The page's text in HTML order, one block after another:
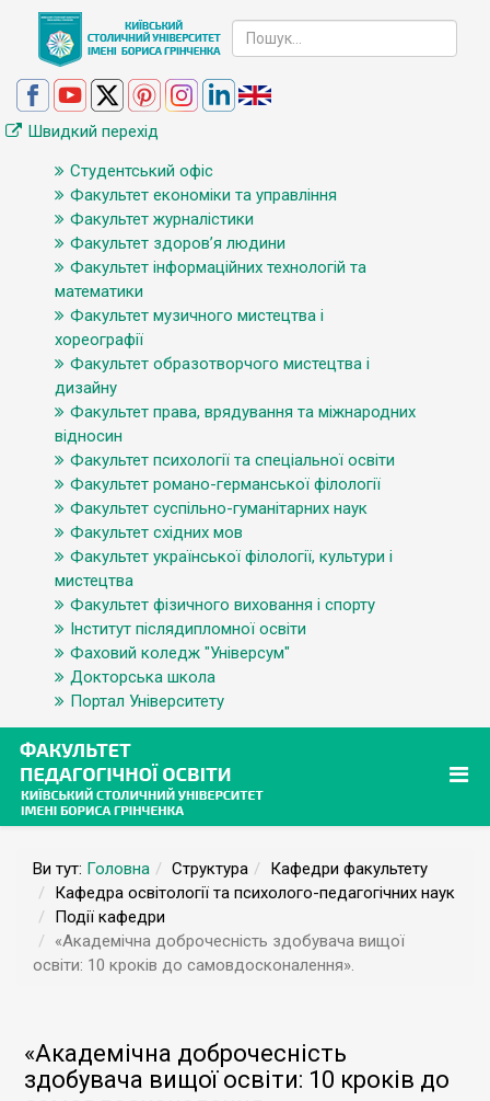
Швидкий перехід
Студентський офіс
Факультет економіки та управління
Факультет журналістики
Факультет здоров’я людини
Факультет інформаційних технологій та
математики
Факультет музичного мистецтва і
хореографії
Факультет образотворчого мистецтва і
дизайну
Факультет права, врядування та міжнародних
відносин
Факультет психології та спеціальної освіти
Факультет романо-германської філології
Факультет суспільно-гуманітарних наук
Факультет східних мов
Факультет української філології, культури і
мистецтва
Факультет фізичного виховання і спорту
Інститут післядипломної освіти
Фаховий коледж "Універсум"
Докторська школа
Портал Університету
Ви тут: Головна Структура
Кафедри факультету
Кафедра освітології та психолого-педагогічних наук
Події кафедри
«Академічна доброчесність здобувача вищої
освіти: 10 кроків до самовдосконалення».
«Академічна доброчесність
здобувача вищої освіти: 10 кроків до